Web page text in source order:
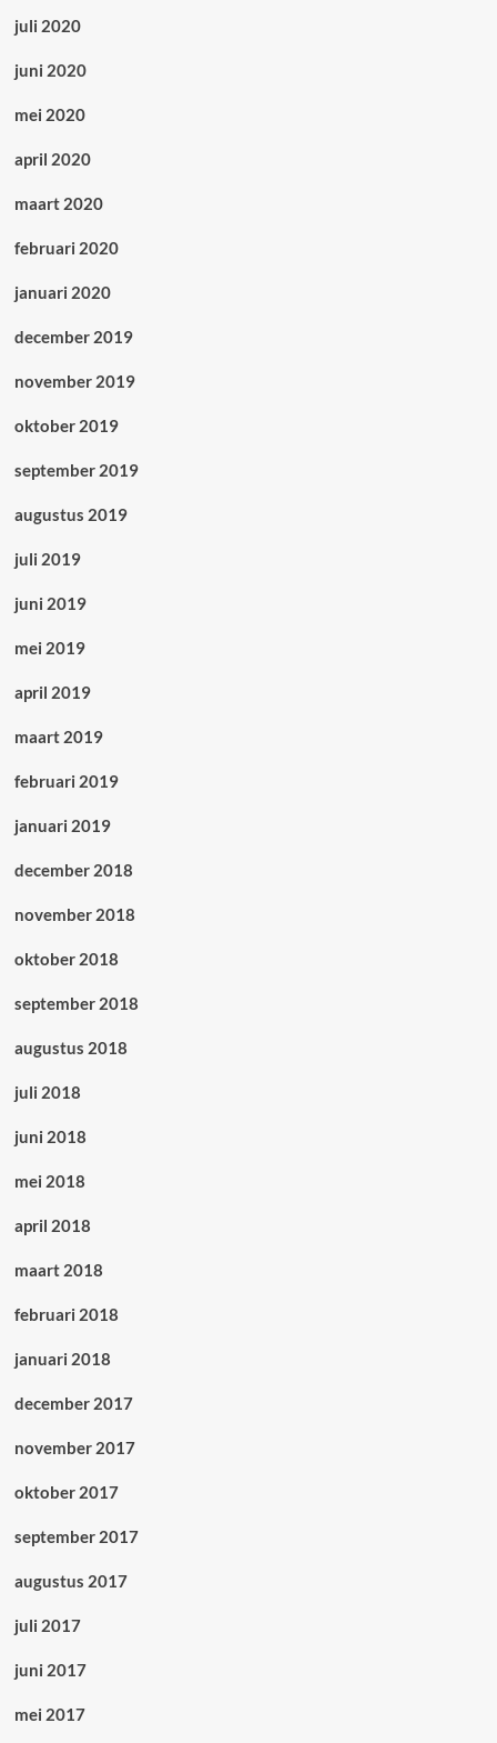
juli 2020
juni 2020
mei 2020
april 2020
maart 2020
februari 2020
januari 2020
december 2019
november 2019
oktober 2019
september 2019
augustus 2019
juli 2019
juni 2019
mei 2019
april 2019
maart 2019
februari 2019
januari 2019
december 2018
november 2018
oktober 2018
september 2018
augustus 2018
juli 2018
juni 2018
mei 2018
april 2018
maart 2018
februari 2018
januari 2018
december 2017
november 2017
oktober 2017
september 2017
augustus 2017
juli 2017
juni 2017
mei 2017